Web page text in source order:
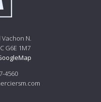
N.
G6E 1M7
4560